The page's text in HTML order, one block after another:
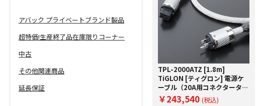
アバック プライベートブランド製品
超特価!生産終了品在庫限りコーナー
中古
その他関連商品
延長保証
TPL-2000ATZ [1.8m]
TiGLON [ティグロン] 電源ケ
ーブル（20A用コネクタータイ
プ）
￥243,540 (税込)